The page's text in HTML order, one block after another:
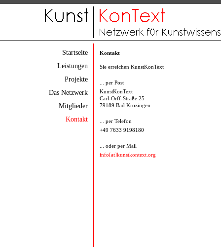
Startseite
Leistungen
Projekte
Das Netzwerk
Mitglieder
Kontakt
Kontakt
Sie erreichen KunstKonText
... per Post
KunstKonText
Carl-Orff-Straße 25
79189 Bad Krozingen
... per Telefon
+49 7633 9198180
... oder per Mail
info[at]kunstkontext.org